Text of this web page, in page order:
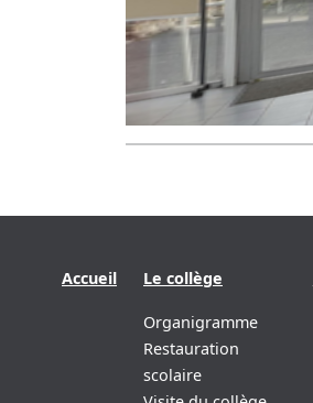
Accueil Le collège
Organigramme
Restauration
scolaire